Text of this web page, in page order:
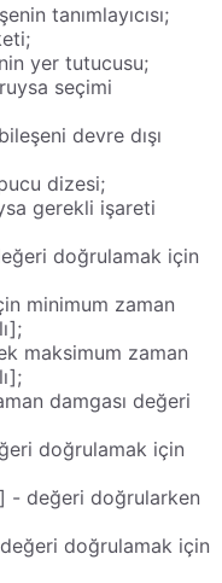
tanımlayıcısı;
yer tutucusu;
seçimi
devre dışı
dizesi;
gerekli işareti
doğrulamak için
minimum zaman
maksimum zaman
damgası değeri
doğrulamak için
- değeri doğrularken
doğrulamak için